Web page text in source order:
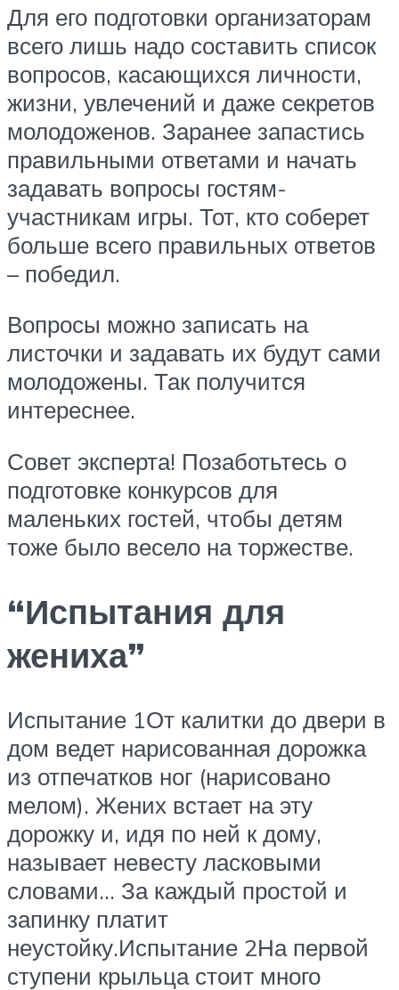
Для его подготовки организаторам
всего лишь надо составить список
вопросов, касающихся личности,
жизни, увлечений и даже секретов
молодоженов. Заранее запастись
правильными ответами и начать
задавать вопросы гостям-
участникам игры. Тот, кто соберет
больше всего правильных ответов
– победил.
Вопросы можно записать на
листочки и задавать их будут сами
молодожены. Так получится
интереснее.
Совет эксперта! Позаботьтесь о
подготовке конкурсов для
маленьких гостей, чтобы детям
тоже было весело на торжестве.
“Испытания для
жениха”
Испытание 1От калитки до двери в
дом ведет нарисованная дорожка
из отпечатков ног (нарисовано
мелом). Жених встает на эту
дорожку и, идя по ней к дому,
называет невесту ласковыми
словами… За каждый простой и
запинку платит
неустойку.Испытание 2На первой
ступени крыльца стоит много